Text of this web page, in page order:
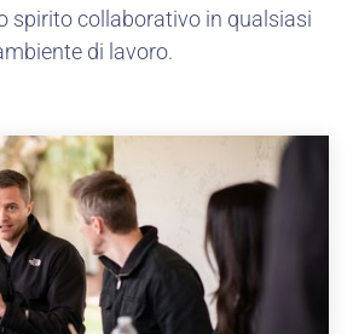
spirito collaborativo in qualsiasi
di lavoro.